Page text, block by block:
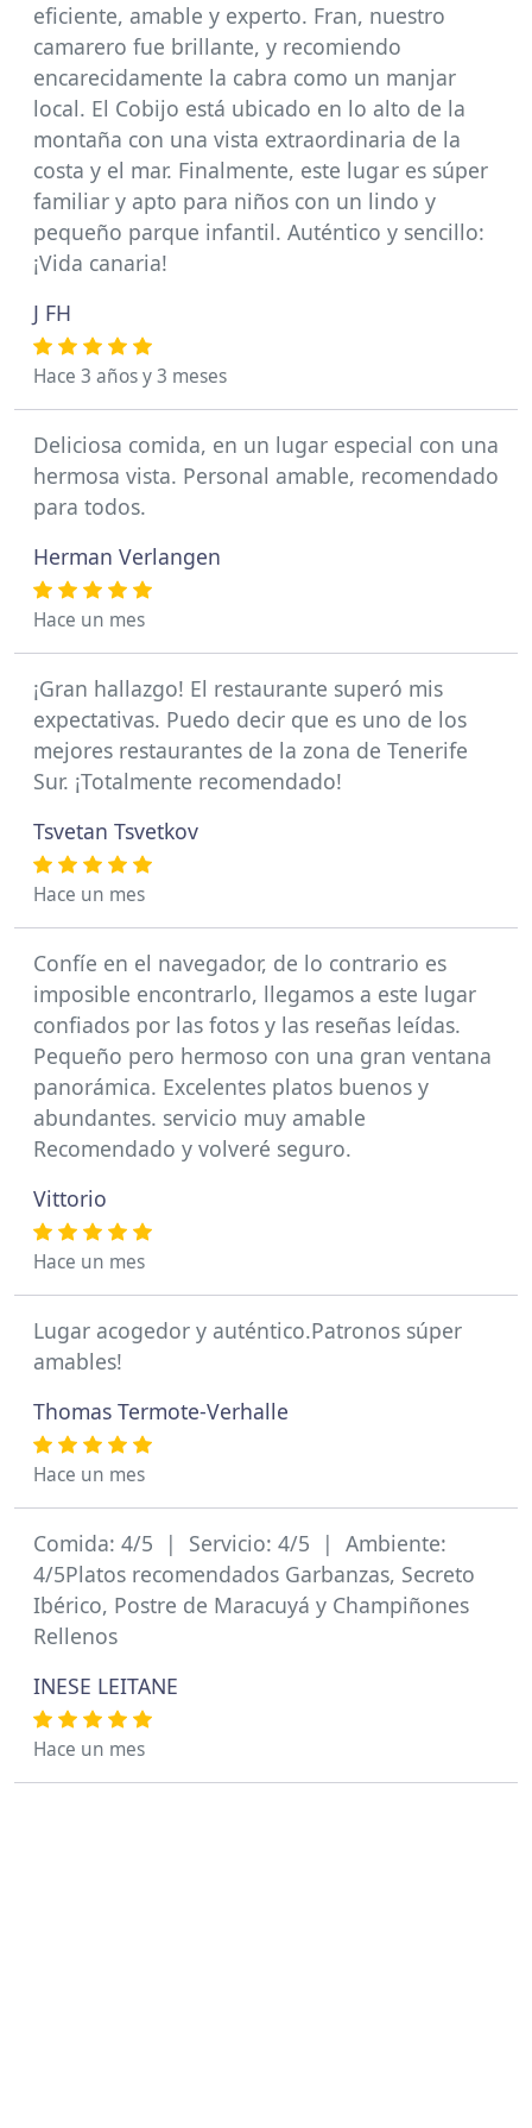
eficiente, amable y experto. Fran, nuestro
camarero fue brillante, y recomiendo
encarecidamente la cabra como un manjar
local. El Cobijo está ubicado en lo alto de la
montaña con una vista extraordinaria de la
costa y el mar. Finalmente, este lugar es súper
familiar y apto para niños con un lindo y
pequeño parque infantil. Auténtico y sencillo:
¡Vida canaria!
J FH
Hace 3 años y 3 meses
Deliciosa comida, en un lugar especial con una
hermosa vista. Personal amable, recomendado
para todos.
Herman Verlangen
Hace un mes
¡Gran hallazgo! El restaurante superó mis
expectativas. Puedo decir que es uno de los
mejores restaurantes de la zona de Tenerife
Sur. ¡Totalmente recomendado!
Tsvetan Tsvetkov
Hace un mes
Confíe en el navegador, de lo contrario es
imposible encontrarlo, llegamos a este lugar
confiados por las fotos y las reseñas leídas.
Pequeño pero hermoso con una gran ventana
panorámica. Excelentes platos buenos y
abundantes. servicio muy amable
Recomendado y volveré seguro.
Vittorio
Hace un mes
Lugar acogedor y auténtico.Patronos súper
amables!
Thomas Termote-Verhalle
Hace un mes
Comida: 4/5 | Servicio: 4/5 | Ambiente:
4/5Platos recomendados Garbanzas, Secreto
Ibérico, Postre de Maracuyá y Champiñones
Rellenos
INESE LEITANE
Hace un mes